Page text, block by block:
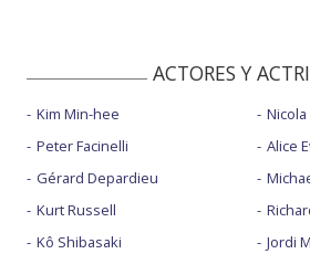
ACTORES Y
Kim Min-hee
Peter Facinelli
Gérard Depardieu
Kurt Russell
Kô Shibasaki
Alice
Jordi